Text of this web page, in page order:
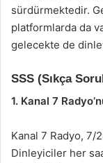
sürdürmektedir.
platformlarda da
gelecekte de
SSS (Sıkça
1. Kanal 7
Kanal 7 Radyo, 7/
Dinleyiciler her